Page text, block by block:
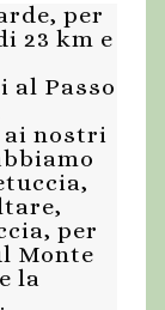
per
23 km e
al Passo
ai nostri
per
Monte
la